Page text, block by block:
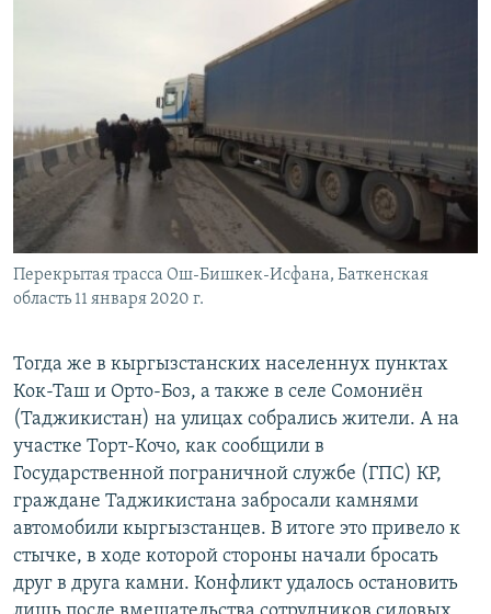
Перекрытая трасса Ош-Бишкек-Исфана, Баткенская
область 11 января 2020 г.
Тогда же в кыргызстанских населеннух пунктах
Кок-Таш и Орто-Боз, а также в селе Сомониён
(Таджикистан) на улицах собрались жители. А на
участке Торт-Кочо, как сообщили в
Государственной пограничной службе (ГПС) КР,
граждане Таджикистана забросали камнями
автомобили кыргызстанцев. В итоге это привело к
стычке, в ходе которой стороны начали бросать
друг в друга камни. Конфликт удалось остановить